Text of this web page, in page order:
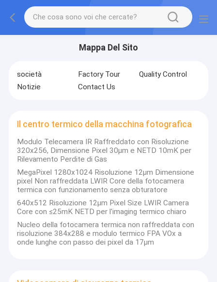
Mappa Del Sito
società Factory Tour
Quality Control
Notizie
Contact Us
Il centro termico della macchina fotografica
Modulo Telecamera IR Raffreddato con Risoluzione
320x256, Dimensione Pixel 30µm e NETD 10mK per
Rilevamento Perdite di Gas
MegaPixel 1280x1024 Risoluzione 12μm Dimensione
pixel Non raffreddata LWIR Core della fotocamera
termica con funzionamento senza obturatore
640x512 Risoluzione 12μm Pixel Size LWIR Camera
Core con ≤25mK NETD per l'imaging termico chiaro
Nucleo della fotocamera termica non raffreddata con
risoluzione 384x288 e modulo termico FPA VOx a
onde lunghe con passo dei pixel da 17μm